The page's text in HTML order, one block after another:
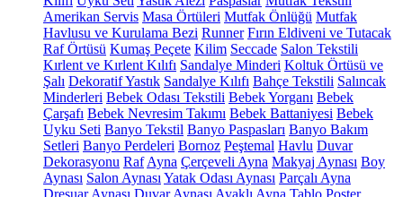
Amerikan Servis Masa Örtüleri Mutfak Önlüğü Mutfak
Havlusu ve Kurulama Bezi Runner Fırın Eldiveni ve Tutacak
Raf Örtüsü Kumaş Peçete Kilim Seccade Salon Tekstili
Kırlent ve Kırlent Kılıfı Sandalye Minderi Koltuk Örtüsü ve
Şalı Dekoratif Yastık Sandalye Kılıfı Bahçe Tekstili Salıncak
Minderleri Bebek Odası Tekstili Bebek Yorganı Bebek
Çarşafı Bebek Nevresim Takımı Bebek Battaniyesi Bebek
Uyku Seti Banyo Tekstil Banyo Paspasları Banyo Bakım
Setleri Banyo Perdeleri Bornoz Peştemal Havlu Duvar
Dekorasyonu Raf Ayna Çerçeveli Ayna Makyaj Aynası Boy
Aynası Salon Aynası Yatak Odası Aynası Parçalı Ayna
Dresuar Aynası Duvar Aynası Ayaklı Ayna Tablo Poster